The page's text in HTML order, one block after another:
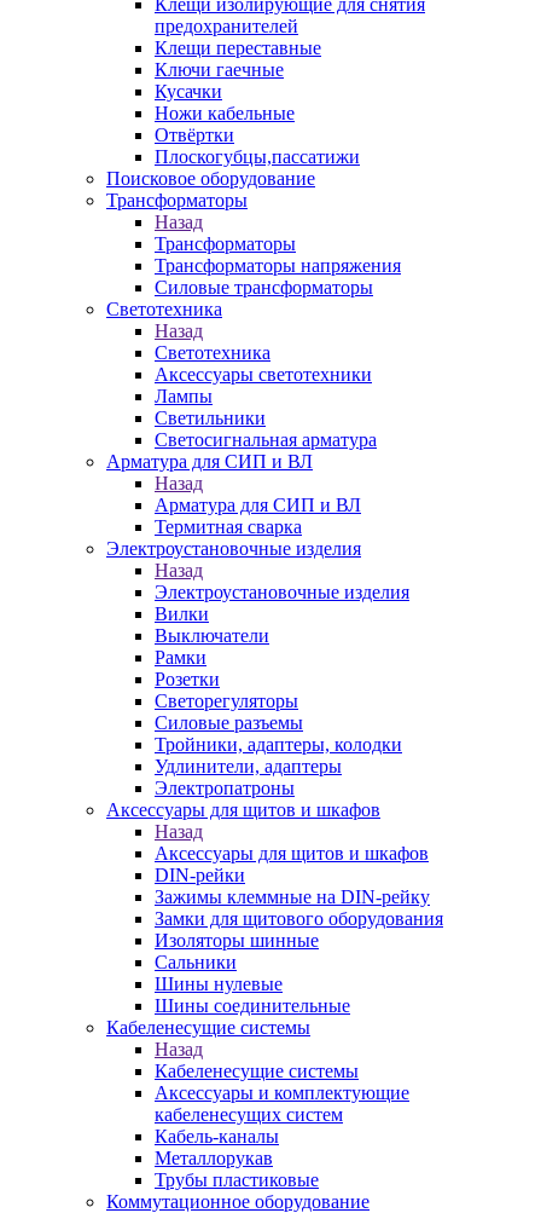
Клещи изолирующие для снятия
предохранителей
Клещи переставные
Ключи гаечные
Кусачки
Ножи кабельные
Отвёртки
Плоскогубцы,пассатижи
Поисковое оборудование
Трансформаторы
Назад
Трансформаторы
Трансформаторы напряжения
Силовые трансформаторы
Светотехника
Назад
Светотехника
Аксессуары светотехники
Лампы
Светильники
Светосигнальная арматура
Арматура для СИП и ВЛ
Назад
Арматура для СИП и ВЛ
Термитная сварка
Электроустановочные изделия
Назад
Электроустановочные изделия
Вилки
Выключатели
Рамки
Розетки
Светорегуляторы
Силовые разъемы
Тройники, адаптеры, колодки
Удлинители, адаптеры
Электропатроны
Аксессуары для щитов и шкафов
Назад
Аксессуары для щитов и шкафов
DIN-рейки
Зажимы клеммные на DIN-рейку
Замки для щитового оборудования
Изоляторы шинные
Сальники
Шины нулевые
Шины соединительные
Кабеленесущие системы
Назад
Кабеленесущие системы
Аксессуары и комплектующие
кабеленесущих систем
Кабель-каналы
Металлорукав
Трубы пластиковые
Коммутационное оборудование